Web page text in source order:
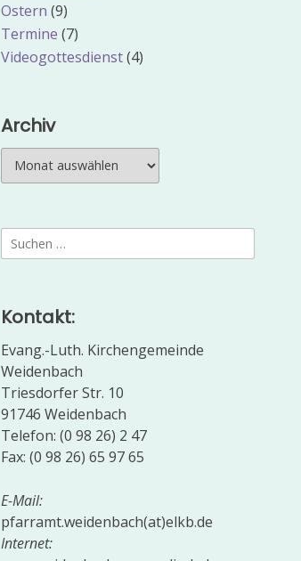
Ostern (9)
Termine (7)
Videogottesdienst(4)
Archiv
Archiv
Suchen
nach:
Kontakt:
Evang.-Luth. Kirchengemeinde
Weidenbach
Triesdorfer Str. 10
91746 Weidenbach
Telefon: (0 98 26) 2 47
Fax: (0 98 26) 65 97 65
E-Mail:
pfarramt.weidenbach(at)elkb.de
Internet: